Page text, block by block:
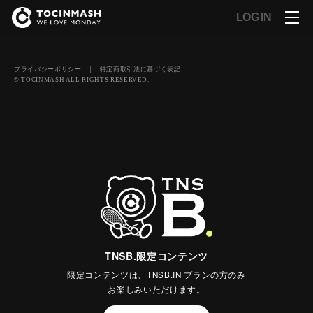
LOG IN
TNSB.限定コンテンツ
限定コンテンツは、TNSB.IN プランの方のみ
お楽しみいただけます。
プライバシーポリシー ｜ 特定商取引法に基づく表記
© TOCINMASH ALL RIGHTS RESERVED.